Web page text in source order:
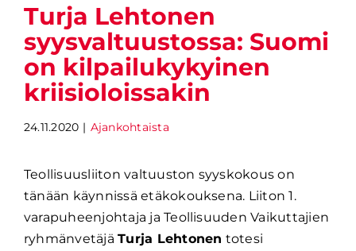
Turja Lehtonen
syysvaltuustossa: Suomi
on kilpailukykyinen
kriisioloissakin
24.11.2020 | Ajankohtaista
Teollisuusliiton valtuuston syyskokous on
tänään käynnissä etäkokouksena. Liiton 1.
varapuheenjohtaja ja Teollisuuden Vaikuttajien
ryhmänvetäjäTurja Lehtonen totesi